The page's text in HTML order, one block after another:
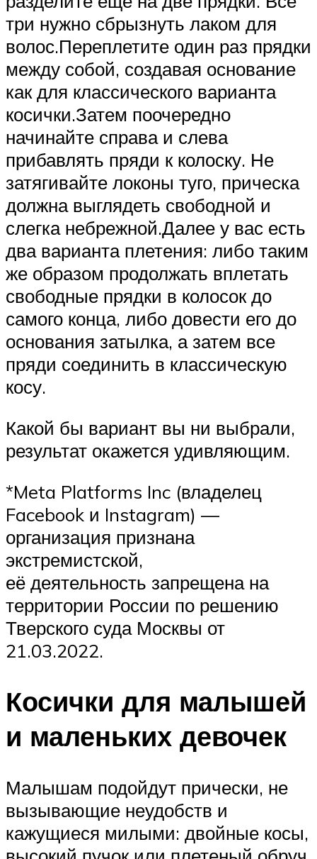
три нужно сбрызнуть лаком для
волос.Переплетите один раз прядки
между собой, создавая основание
как для классического варианта
косички.Затем поочередно
начинайте справа и слева
прибавлять пряди к колоску. Не
затягивайте локоны туго, прическа
должна выглядеть свободной и
слегка небрежной.Далее у вас есть
два варианта плетения: либо таким
же образом продолжать вплетать
свободные прядки в колосок до
самого конца, либо довести его до
основания затылка, а затем все
пряди соединить в классическую
косу.
Какой бы вариант вы ни выбрали,
результат окажется удивляющим.
*Meta Platforms Inc (владелец
Facebook и Instagram) —
организация признана
экстремистской,
её деятельность запрещена на
территории России по решению
Тверского суда Москвы от
21.03.2022.
Косички для малышей
и маленьких девочек
Малышам подойдут прически, не
вызывающие неудобств и
кажущиеся милыми: двойные косы,